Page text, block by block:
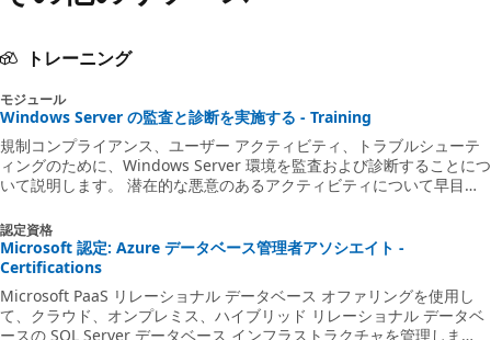
トレーニング
モジュール
Windows Server の監査と診断を実施する - Training
規制コンプライアンス、ユーザー アクティビティ、トラブルシューテ
ィングのために、Windows Server 環境を監査および診断することにつ
いて説明します。 潜在的な悪意のあるアクティビティについて早目に
キュリティのベスト プラクティスを実施します。
認定資格
Microsoft 認定: Azure データベース管理者アソシエイト -
Certifications
Microsoft PaaS リレーショナル データベース オファリングを使用し
て、クラウド、オンプレミス、ハイブリッド リレーショナル データベ
ースの SQL Server データベース インフラストラクチャを管理しま